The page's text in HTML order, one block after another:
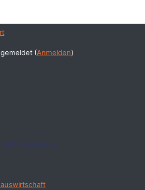
(Anmelden)
(Berufsschule):